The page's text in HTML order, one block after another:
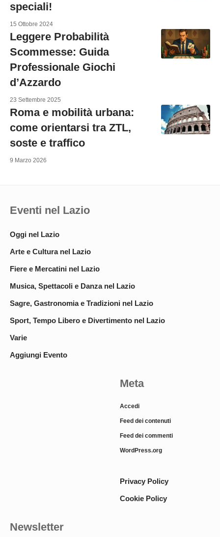
speciali!
15 Ottobre 2024
Leggere Probabilità
Scommesse: Guida
Professionale Giochi
d’Azzardo
23 Settembre 2025
Roma e mobilità urbana:
come orientarsi tra ZTL,
soste e traffico
9 Marzo 2026
Eventi nel Lazio
Oggi nel Lazio
Arte e Cultura nel Lazio
Fiere e Mercatini nel Lazio
Musica, Spettacoli e Danza nel Lazio
Sagre, Gastronomia e Tradizioni nel Lazio
Sport, Tempo Libero e Divertimento nel Lazio
Varie
Aggiungi Evento
Meta
Accedi
Feed dei contenuti
Feed dei commenti
WordPress.org
Privacy Policy
Cookie Policy
Newsletter